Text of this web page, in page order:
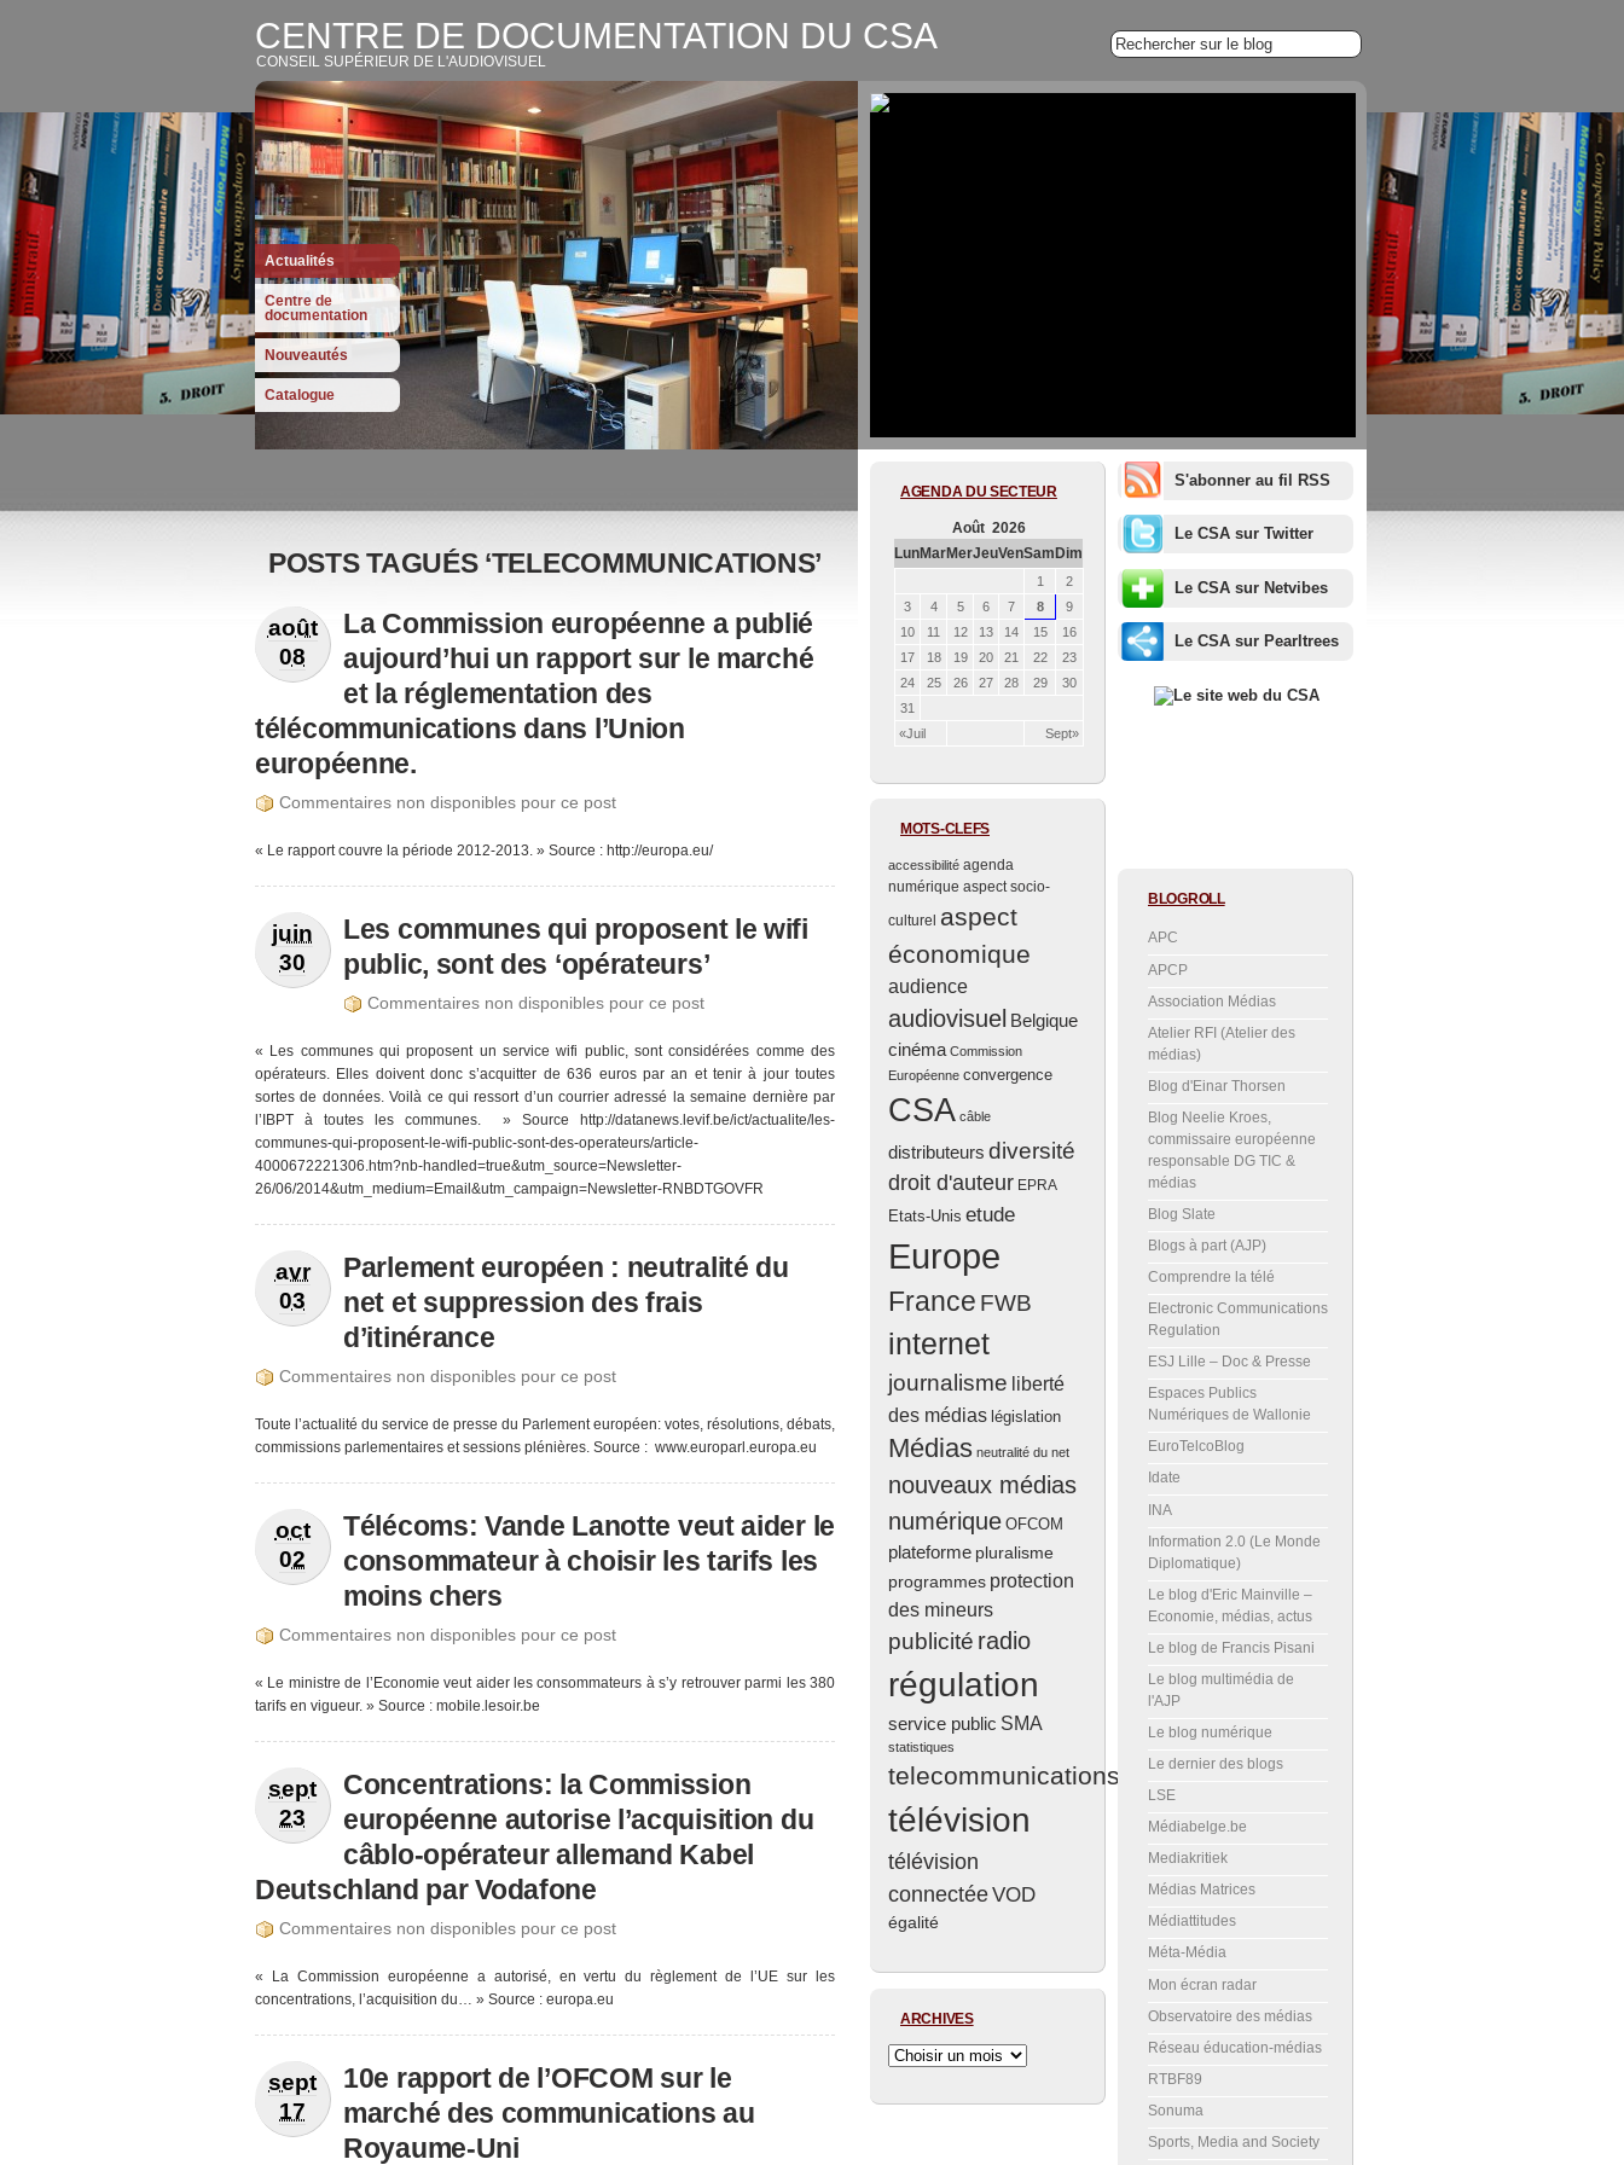
CENTRE DE DOCUMENTATION DU CSA
CONSEIL SUPÉRIEUR DE L'AUDIOVISUEL
Actualités
Centre de
documentation
Nouveautés
Catalogue
POSTS TAGUÉS ‘TELECOMMUNICATIONS’
août
08
La Commission européenne a publié
aujourd’hui un rapport sur le marché
et la réglementation des
télécommunications dans l’Union
européenne.
Commentaires non disponibles pour ce post
« Le rapport couvre la période 2012-2013. » Source : http://europa.eu/
juin
30
Les communes qui proposent le wifi
public, sont des ‘opérateurs’
Commentaires non disponibles pour ce post
« Les communes qui proposent un service wifi public, sont considérées comme des
opérateurs. Elles doivent donc s’acquitter de 636 euros par an et tenir à jour toutes
sortes de données. Voilà ce qui ressort d’un courrier adressé la semaine dernière par
l’IBPT à toutes les communes. » Source http://datanews.levif.be/ict/actualite/les-
communes-qui-proposent-le-wifi-public-sont-des-operateurs/article-
4000672221306.htm?nb-handled=true&utm_source=Newsletter-
26/06/2014&utm_medium=Email&utm_campaign=Newsletter-RNBDTGOVFR
avr
03
Parlement européen : neutralité du
net et suppression des frais
d’itinérance
Commentaires non disponibles pour ce post
Toute l’actualité du service de presse du Parlement européen: votes, résolutions, débats,
commissions parlementaires et sessions plénières. Source : www.europarl.europa.eu
oct
02
Télécoms: Vande Lanotte veut aider le
consommateur à choisir les tarifs les
moins chers
Commentaires non disponibles pour ce post
« Le ministre de l’Economie veut aider les consommateurs à s’y retrouver parmi les 380
tarifs en vigueur. » Source : mobile.lesoir.be
sept
23
Concentrations: la Commission
européenne autorise l’acquisition du
câblo-opérateur allemand Kabel
Deutschland par Vodafone
Commentaires non disponibles pour ce post
« La Commission européenne a autorisé, en vertu du règlement de l’UE sur les
concentrations, l’acquisition du… » Source : europa.eu
sept
17
10e rapport de l’OFCOM sur le
marché des communications au
Royaume-Uni
AGENDA DU SECTEUR
Août 2026
LunMarMerJeuVenSam Dim
«Juil Sept»
1
2
3
4 5 6 7 8
9
10
11 12 13 14 15
16
17
18 19 20 21 22
23
24
25 26 27 28 29
30
31
MOTS-CLEFS
accessibilité agenda
numérique aspect socio-
culturel aspect
économique
audience
audiovisuel Belgique
cinéma Commission
Européenne convergence
CSA câble
distributeurs diversité
droit d'auteur EPRA
Etats-Unis etude
Europe
France FWB
internet
journalisme liberté
des médias législation
Médias neutralité du net
nouveaux médias
numérique OFCOM
plateforme pluralisme
programmes protection
des mineurs
publicité radio
régulation
service public SMA
statistiques
telecommunications
télévision
télévision
connectéeVOD
égalité
ARCHIVES
S'abonner au fil RSS
Le CSA sur Twitter
Le CSA sur Netvibes
Le CSA sur Pearltrees
BLOGROLL
APC
APCP
Association Médias
Atelier RFI (Atelier des
médias)
Blog d'Einar Thorsen
Blog Neelie Kroes,
commissaire européenne
responsable DG TIC &
médias
Blog Slate
Blogs à part (AJP)
Comprendre la télé
Electronic Communications
Regulation
ESJ Lille – Doc & Presse
Espaces Publics
Numériques de Wallonie
EuroTelcoBlog
Idate
INA
Information 2.0 (Le Monde
Diplomatique)
Le blog d'Eric Mainville –
Economie, médias, actus
Le blog de Francis Pisani
Le blog multimédia de
l'AJP
Le blog numérique
Le dernier des blogs
LSE
Médiabelge.be
Mediakritiek
Médias Matrices
Médiattitudes
Méta-Média
Mon écran radar
Observatoire des médias
Réseau éducation-médias
RTBF89
Sonuma
Sports, Media and Society